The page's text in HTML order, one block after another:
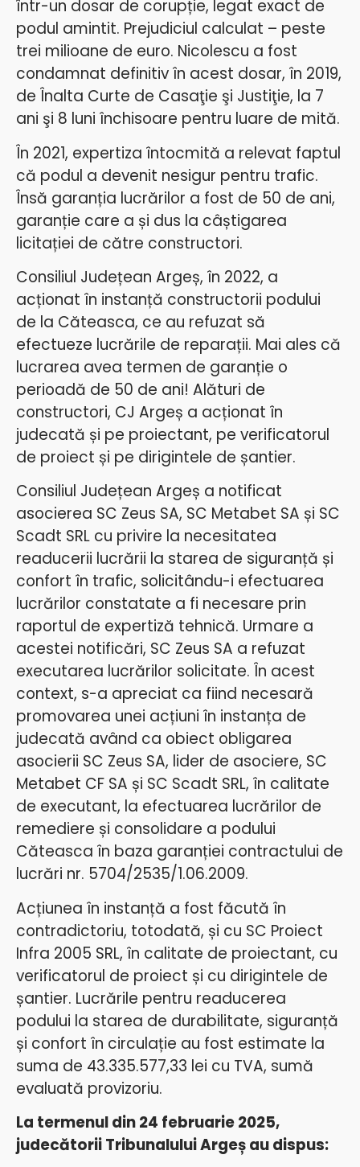
într-un dosar de corupție, legat exact de
podul amintit. Prejudiciul calculat – peste
trei milioane de euro. Nicolescu a fost
condamnat definitiv în acest dosar, în 2019,
de Înalta Curte de Casaţie şi Justiţie, la 7
ani şi 8 luni închisoare pentru luare de mită.
În 2021, expertiza întocmită a relevat faptul
că podul a devenit nesigur pentru trafic.
Însă garanția lucrărilor a fost de 50 de ani,
garanție care a și dus la câștigarea
licitației de către constructori.
Consiliul Județean Argeș, în 2022, a
acționat în instanță constructorii podului
de la Căteasca, ce au refuzat să
efectueze lucrările de reparații. Mai ales că
lucrarea avea termen de garanție o
perioadă de 50 de ani! Alături de
constructori, CJ Argeș a acționat în
judecată și pe proiectant, pe verificatorul
de proiect și pe dirigintele de șantier.
Consiliul Județean Argeș a notificat
asocierea SC Zeus SA, SC Metabet SA și SC
Scadt SRL cu privire la necesitatea
readucerii lucrării la starea de siguranță și
confort în trafic, solicitându-i efectuarea
lucrărilor constatate a fi necesare prin
raportul de expertiză tehnică. Urmare a
acestei notificări, SC Zeus SA a refuzat
executarea lucrărilor solicitate. În acest
context, s-a apreciat ca fiind necesară
promovarea unei acțiuni în instanța de
judecată având ca obiect obligarea
asocierii SC Zeus SA, lider de asociere, SC
Metabet CF SA și SC Scadt SRL, în calitate
de executant, la efectuarea lucrărilor de
remediere și consolidare a podului
Căteasca în baza garanției contractului de
lucrări nr. 5704/2535/1.06.2009.
Acțiunea în instanță a fost făcută în
contradictoriu, totodată, și cu SC Proiect
Infra 2005 SRL, în calitate de proiectant, cu
verificatorul de proiect și cu dirigintele de
șantier. Lucrările pentru readucerea
podului la starea de durabilitate, siguranță
și confort în circulație au fost estimate la
suma de 43.335.577,33 lei cu TVA, sumă
evaluată provizoriu.
La termenul din 24 februarie 2025,
judecătorii Tribunalului Argeș au dispus: